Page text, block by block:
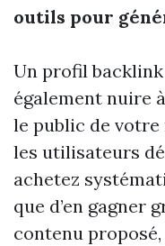
outils pour
Un profil
également nuire
le public de
les utilisateurs
achetez
que d’en gagner
contenu